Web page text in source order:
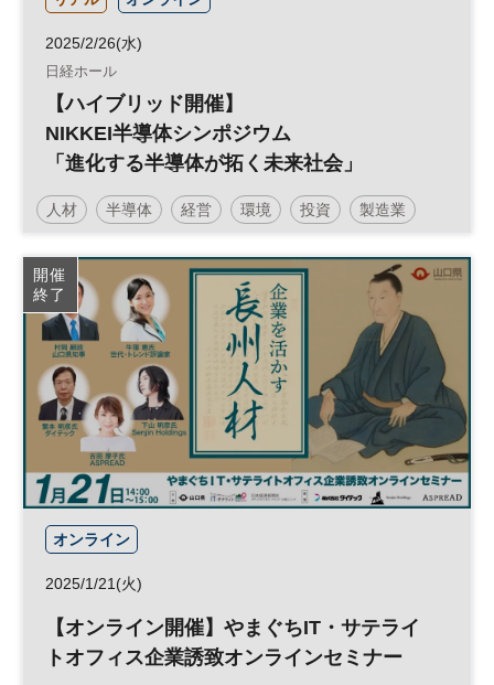
2025/2/26(水)
日経ホール
【ハイブリッド開催】
NIKKEI半導体シンポジウム
「進化する半導体が拓く未来社会」
人材 半導体 経営 環境 投資 製造業
参加無料
技術
開催
終了
オンライン
2025/1/21(火)
【オンライン開催】やまぐちIT・サテライ
トオフィス企業誘致オンラインセミナー